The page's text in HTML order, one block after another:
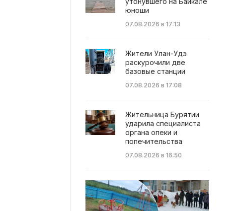
юноши
07.08.2026 в 17:13
Жители Улан-Удэ
раскурочили две
базовые станции
07.08.2026 в 17:08
Жительница Бурятии
ударила специалиста
органа опеки и
попечительства
07.08.2026 в 16:50